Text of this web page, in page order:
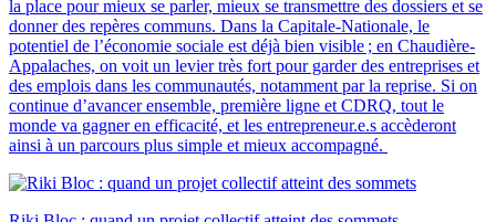
la place pour mieux se parler, mieux se transmettre des dossiers et se
donner des repères communs. Dans la Capitale-Nationale, le
potentiel de l’économie sociale est déjà bien visible ; en Chaudière-
Appalaches, on voit un levier très fort pour garder des entreprises et
des emplois dans les communautés, notamment par la reprise. Si on
continue d’avancer ensemble, première ligne et CDRQ, tout le
monde va gagner en efficacité, et les entrepreneur.e.s accèderont
ainsi à un parcours plus simple et mieux accompagné.